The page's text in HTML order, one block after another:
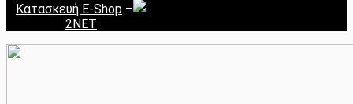
Κατασκευή E-Shop –
2NET